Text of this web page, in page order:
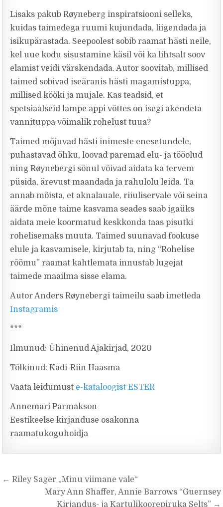
Lisaks pakub Røyneberg inspiratsiooni selleks,
kuidas taimedega ruumi kujundada, liigendada ja
isikupärastada. Seepoolest sobib raamat hästi neile,
kel uue kodu sisustamine käsil või ka lihtsalt soov
elamist veidi värskendada. Autor soovitab, millised
taimed sobivad iseäranis hästi magamistuppa,
millised kööki ja mujale. Kas teadsid, et
spetsiaalseid lampe appi võttes on isegi akendeta
vannituppa võimalik rohelust tuua?
Taimed mõjuvad hästi inimeste enesetundele,
puhastavad õhku, loovad paremad elu- ja tööolud
ning Røynebergi sõnul võivad aidata ka tervem
püsida, ärevust maandada ja rahulolu leida. Ta
annab mõista, et aknalauale, riiuliservale või seina
äärde mõne taime kasvama seades saab igaüks
aidata meie koormatud keskkonda taas pisutki
rohelisemaks muuta. Taimed suunavad fookuse
elule ja kasvamisele, kirjutab ta, ning “Rohelise
rõõmu” raamat kahtlemata innustab lugejat
taimede maailma sisse elama.
Autor Anders Røynebergi taimeilu saab imetleda
Instagramis
***
Ilmunud: Ühinenud Ajakirjad, 2020
Tõlkinud: Kadi-Riin Haasma
Vaata leidumust e-kataloogist ESTER
Annemari Parmakson
Eestikeelse kirjanduse osakonna
raamatukoguhoidja
Navigeerimine
← Riley Sager „Minu viimane vale“
Mary Ann Shaffer, Annie Barrows “Guernsey
Kirjandus- ja Kartulikoorepiruka Selts” →